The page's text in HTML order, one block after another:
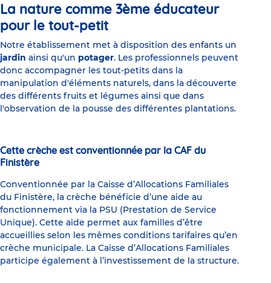
La nature comme 3ème éducateur
pour le tout-petit
Notre établissement met à disposition des enfants un
jardin ainsi qu'un potager. Les professionnels peuvent
donc accompagner les tout-petits dans la
manipulation d'éléments naturels, dans la découverte
des différents fruits et légumes ainsi que dans
l'observation de la pousse des différentes plantations.
Cette crèche est conventionnée par la CAF du
Finistère
Conventionnée par la Caisse d’Allocations Familiales
du Finistère, la crèche bénéficie d’une aide au
fonctionnement via la PSU (Prestation de Service
Unique). Cette aide permet aux familles d’être
accueillies selon les mêmes conditions tarifaires qu’en
crèche municipale. La Caisse d’Allocations Familiales
participe également à l’investissement de la structure.